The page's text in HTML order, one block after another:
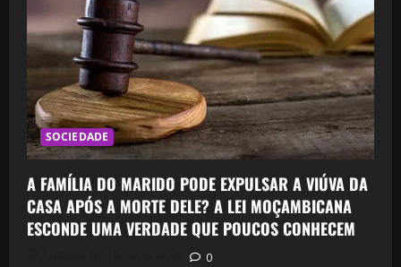
SOCIEDADE
A FAMÍLIA DO MARIDO PODE EXPULSAR A VIÚVA DA
CASA APÓS A MORTE DELE? A LEI MOÇAMBICANA
ESCONDE UMA VERDADE QUE POUCOS CONHECEM
0